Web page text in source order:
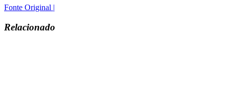
Fonte Original |
Relacionado